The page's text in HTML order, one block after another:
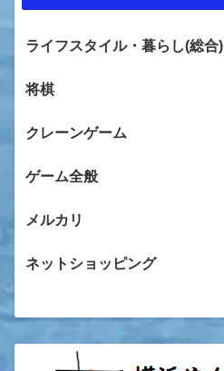
ライフスタイル・暮らし(総合)
将棋
クレーンゲーム
ゲーム全般
メルカリ
ネットショッピング